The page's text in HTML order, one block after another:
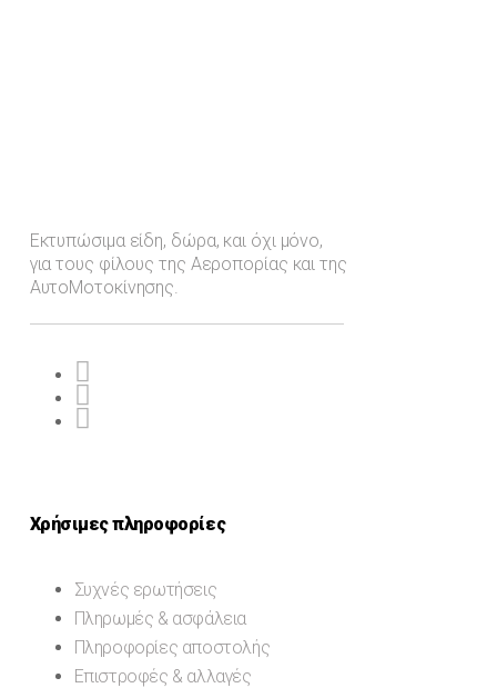
Εκτυπώσιμα είδη, δώρα, και όχι μόνο,
για τους φίλους της Αεροπορίας και της
ΑυτοΜοτοκίνησης.
Χρήσιμες πληροφορίες
Συχνές ερωτήσεις
Πληρωμές & ασφάλεια
Πληροφορίες αποστολής
Επιστροφές & αλλαγές